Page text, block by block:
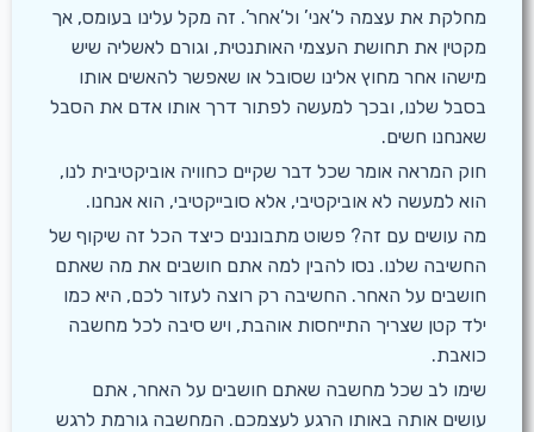
מחלקת את עצמה ל’אני’ ול’אחר’. זה מקל עלינו בעומס, אך
מקטין את תחושת העצמי האותנטית, וגורם לאשליה שיש
מישהו אחר מחוץ אלינו שסובל או שאפשר להאשים אותו
בסבל שלנו, ובכך למעשה לפתור דרך אותו אדם את הסבל
שאנחנו חשים.
חוק המראה אומר שכל דבר שקיים כחוויה אוביקטיבית לנו,
הוא למעשה לא אוביקטיבי, אלא סובייקטיבי, הוא אנחנו.
מה עושים עם זה? פשוט מתבוננים כיצד הכל זה שיקוף של
החשיבה שלנו. נסו להבין למה אתם חושבים את מה שאתם
חושבים על האחר. החשיבה רק רוצה לעזור לכם, היא כמו
ילד קטן שצריך התייחסות אוהבת, ויש סיבה לכל מחשבה
כואבת.
שימו לב שכל מחשבה שאתם חושבים על האחר, אתם
עושים אותה באותו הרגע לעצמכם. המחשבה גורמת לרגש